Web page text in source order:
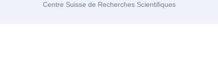
Centre Suisse de Recherches Scientifiques